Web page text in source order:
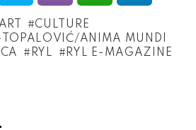
ART
CULTURE
ANIMA MUNDI
RYL
RYL E-MAGAZINE